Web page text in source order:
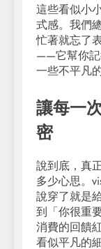
這些看似小
式感。我們
忙著就忘了
——它幫你記
一些不平凡
讓每一
密
說到底，真
多少心思。
說穿了就是
到「你很重
消費的回饋
看似平凡的